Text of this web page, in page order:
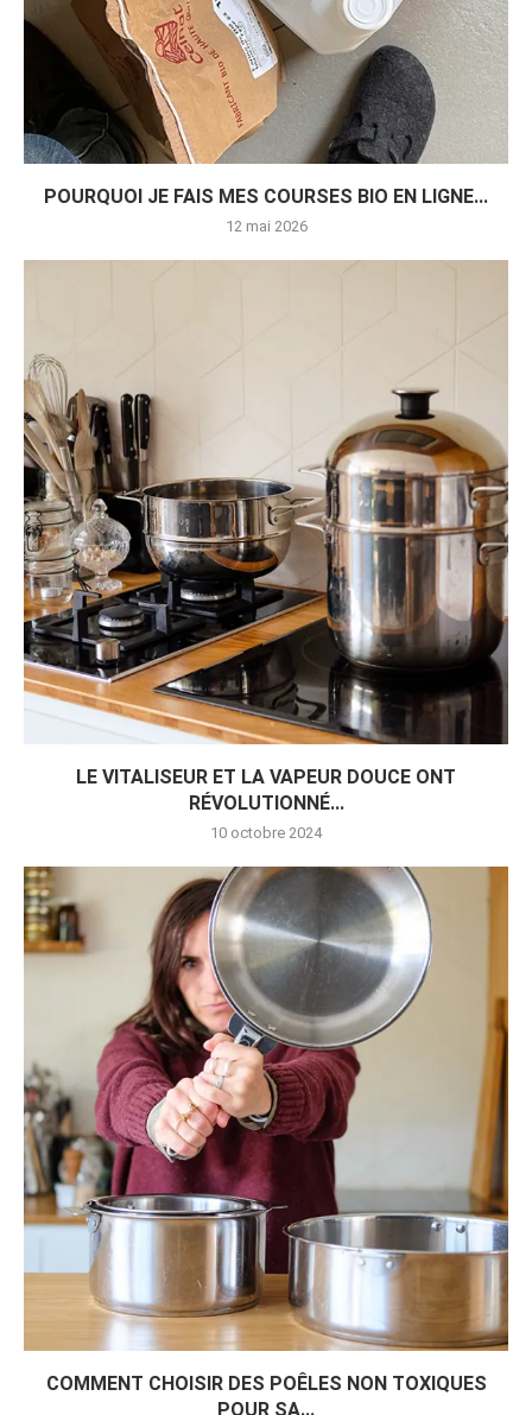
POURQUOI JE FAIS MES COURSES BIO EN LIGNE...
12 mai 2026
LE VITALISEUR ET LA VAPEUR DOUCE ONT
RÉVOLUTIONNÉ...
10 octobre 2024
COMMENT CHOISIR DES POÊLES NON TOXIQUES
POUR SA...